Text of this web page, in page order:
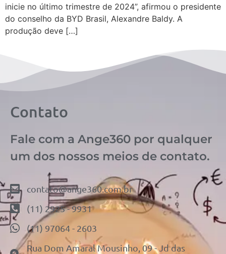
inicie no último trimestre de 2024”, afirmou o presidente
do conselho da BYD Brasil, Alexandre Baldy. A
produção deve […]
Contato
Fale com a Ange360 por qualquer
um dos nossos meios de contato.
contato@ange360.com.br
(11) 2925 - 9931
(11) 97064 - 2603
Rua Dom Amaral Mousinho, 09 - Jd das